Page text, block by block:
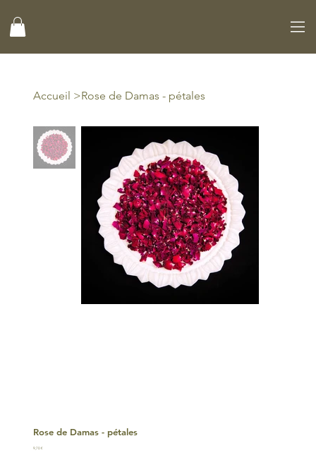
Accueil >Rose de Damas - pétales
Rose de Damas - pétales
Prix
9,70 €